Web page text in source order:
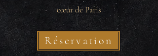
cœur de Paris
Réservation